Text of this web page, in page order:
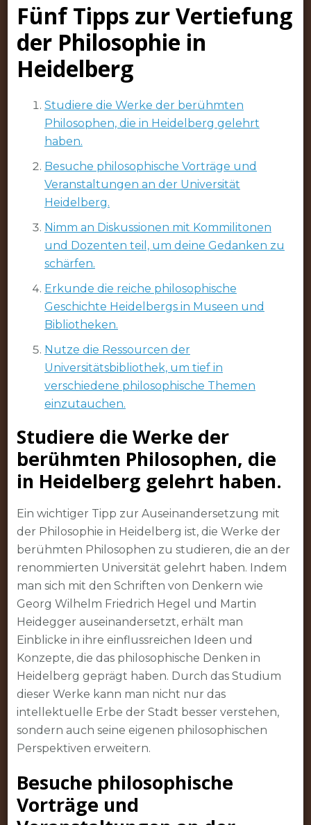
Fünf Tipps zur Vertiefung
der Philosophie in
Heidelberg
Studiere die Werke der berühmten
Philosophen, die in Heidelberg gelehrt
haben.
Besuche philosophische Vorträge und
Veranstaltungen an der Universität
Heidelberg.
Nimm an Diskussionen mit Kommilitonen
und Dozenten teil, um deine Gedanken zu
schärfen.
Erkunde die reiche philosophische
Geschichte Heidelbergs in Museen und
Bibliotheken.
Nutze die Ressourcen der
Universitätsbibliothek, um tief in
verschiedene philosophische Themen
einzutauchen.
Studiere die Werke der
berühmten Philosophen, die
in Heidelberg gelehrt haben.
Ein wichtiger Tipp zur Auseinandersetzung mit
der Philosophie in Heidelberg ist, die Werke der
berühmten Philosophen zu studieren, die an der
renommierten Universität gelehrt haben. Indem
man sich mit den Schriften von Denkern wie
Georg Wilhelm Friedrich Hegel und Martin
Heidegger auseinandersetzt, erhält man
Einblicke in ihre einflussreichen Ideen und
Konzepte, die das philosophische Denken in
Heidelberg geprägt haben. Durch das Studium
dieser Werke kann man nicht nur das
intellektuelle Erbe der Stadt besser verstehen,
sondern auch seine eigenen philosophischen
Perspektiven erweitern.
Besuche philosophische
Vorträge und